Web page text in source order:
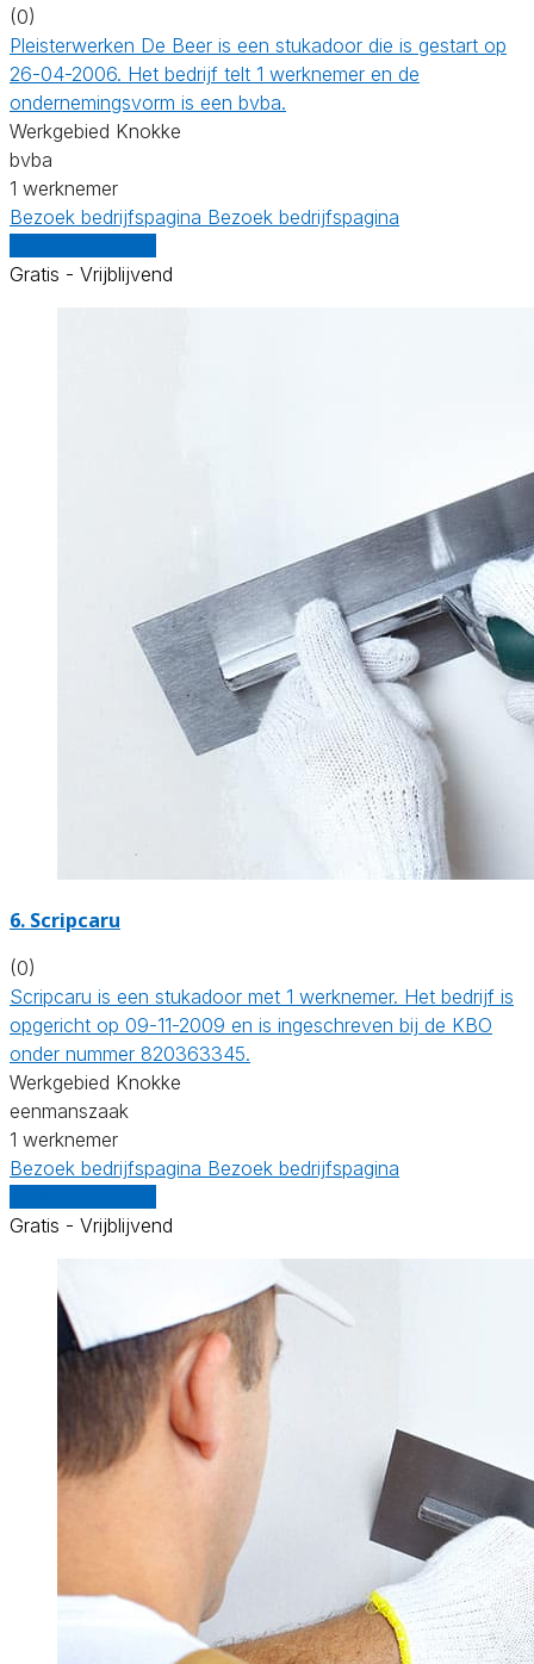
(0)
Pleisterwerken De Beer is een stukadoor die is gestart op
26-04-2006. Het bedrijf telt 1 werknemer en de
ondernemingsvorm is een bvba.
Werkgebied Knokke
bvba
1 werknemer
Bezoek bedrijfspagina Bezoek bedrijfspagina
Gratis - Vrijblijvend
6. Scripcaru
(0)
Scripcaru is een stukadoor met 1 werknemer. Het bedrijf is
opgericht op 09-11-2009 en is ingeschreven bij de KBO
onder nummer 820363345.
Werkgebied Knokke
eenmanszaak
1 werknemer
Bezoek bedrijfspagina Bezoek bedrijfspagina
Gratis - Vrijblijvend